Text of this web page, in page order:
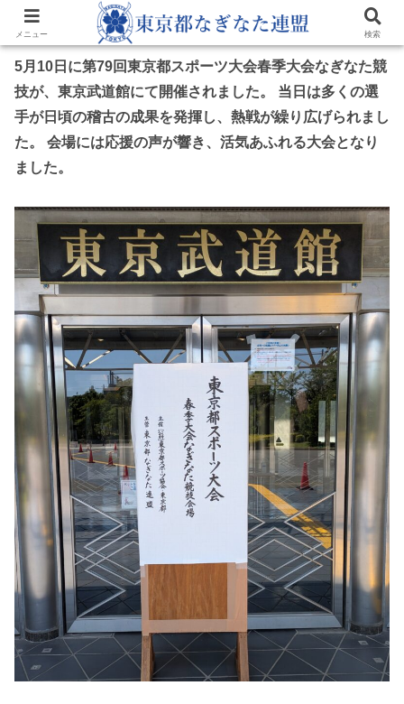
2026.05.11
5月10日に第79回東京都スポーツ大会春季大会なぎなた競
技が、東京武道館にて開催されました。
当日は多くの選
手が日頃の稽古の成果を発揮し、熱戦が繰り広げられまし
た。
会場には応援の声が響き、活気あふれる大会となり
ました。
メニュー 検索